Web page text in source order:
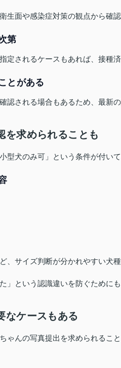
生面や感染症対策の観点から確
第
定されるケースもあれば、接種
とがある
認される場合もあるため、最新
を求められることも
型犬のみ可」という条件が付い
、サイズ判断が分かれやすい犬
」という認識違いを防ぐために
なケースもある
ゃんの写真提出を求められること